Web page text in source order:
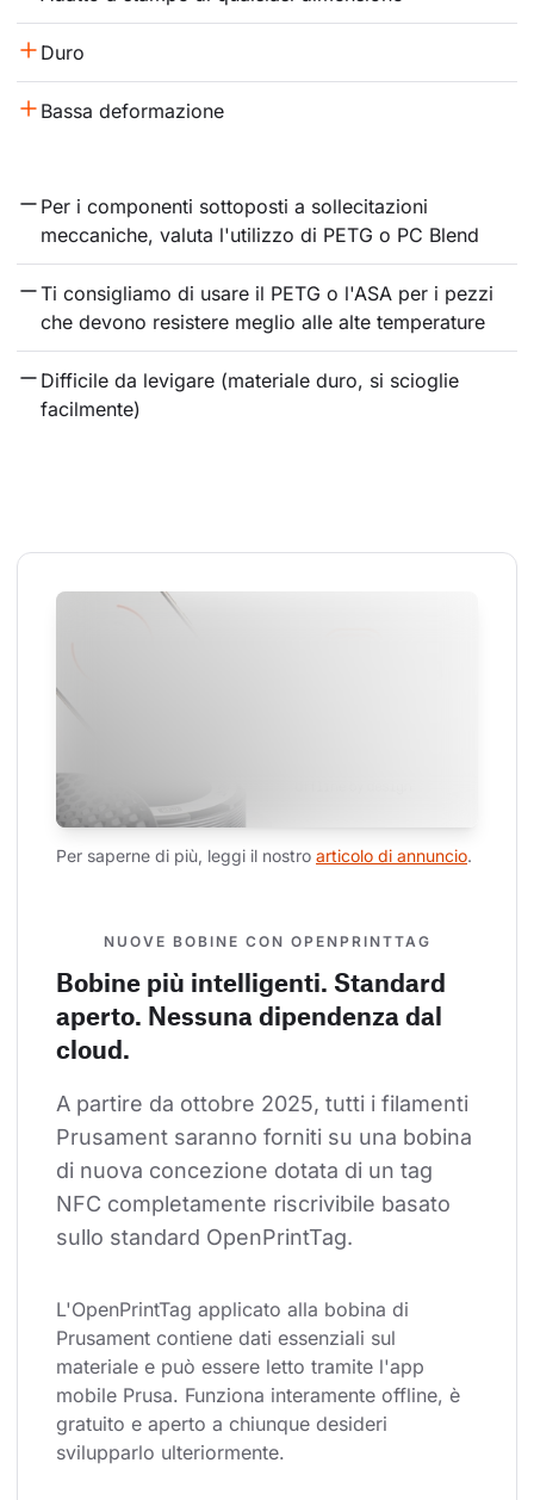
Duro
Bassa deformazione
Per i componenti sottoposti a sollecitazioni
meccaniche, valuta l'utilizzo di PETG o PC Blend
Ti consigliamo di usare il PETG o l'ASA per i pezzi
che devono resistere meglio alle alte temperature
Difficile da levigare (materiale duro, si scioglie
facilmente)
Per saperne di più, leggi il nostro articolo di annuncio.
NUOVE BOBINE CON OPENPRINTTAG
Bobine più intelligenti. Standard
aperto. Nessuna dipendenza dal
cloud.
A partire da ottobre 2025, tutti i filamenti
Prusament saranno forniti su una bobina
di nuova concezione dotata di un tag
NFC completamente riscrivibile basato
sullo standard OpenPrintTag.
L'OpenPrintTag applicato alla bobina di
Prusament contiene dati essenziali sul
materiale e può essere letto tramite l'app
mobile Prusa. Funziona interamente offline, è
gratuito e aperto a chiunque desideri
svilupparlo ulteriormente.